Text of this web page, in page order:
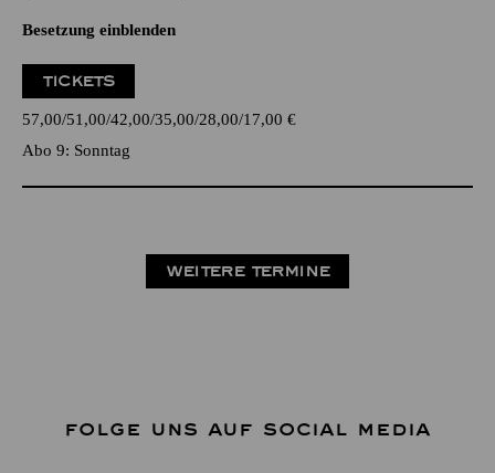
Besetzung einblenden
TICKETS
57,00 51,00 42,00 35,00 28,00 17,00 €
Abo 9: Sonntag
WEITERE TERMINE
FOLGE UNS AUF SOCIAL MEDIA